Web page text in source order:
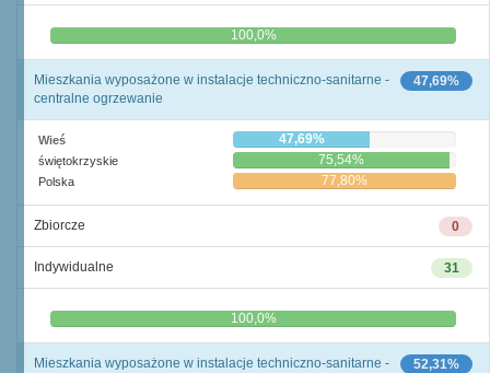
0,0% 100,0%
47,69%
Mieszkania wyposażone w instalacje techniczno-sanitarne -
centralne ogrzewanie
Wieś 47,69%
świętokrzyskie 75,54%
Polska 77,80%
0
Zbiorcze
31
Indywidualne
0,0% 100,0%
52,31%
Mieszkania wyposażone w instalacje techniczno-sanitarne -